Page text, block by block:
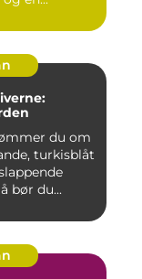
turkisblåt
bør du...